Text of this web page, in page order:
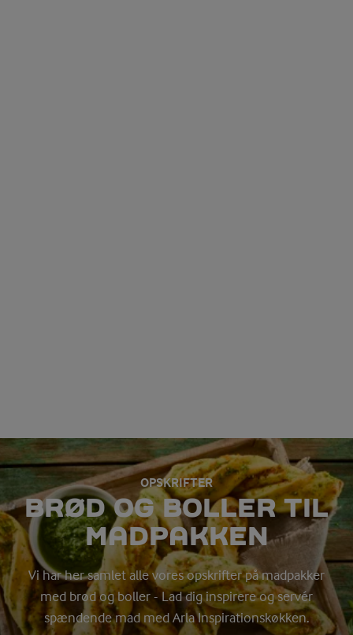
OPSKRIFTER
BRØD OG BOLLER TIL
MADPAKKEN
Vi har her samlet alle vores opskrifter på madpakker
med brød og boller - Lad dig inspirere og servér
spændende mad med Arla Inspirationskøkken.